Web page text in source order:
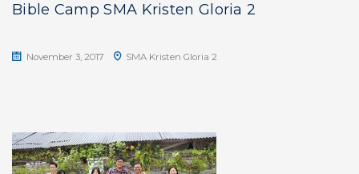
Bible Camp SMA Kristen Gloria 2
November 3, 2017 SMA Kristen Gloria 2